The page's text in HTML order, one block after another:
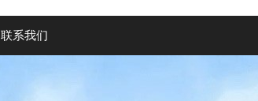
联系我们